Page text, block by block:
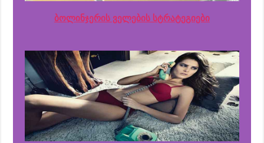
ბოლინჯერის ველების სტრატეგიები